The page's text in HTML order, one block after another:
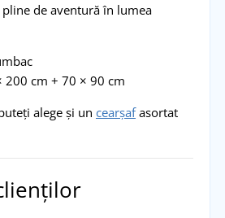
de aventură în lumea
cm + 70 × 90 cm
alege și un cearșafasortat